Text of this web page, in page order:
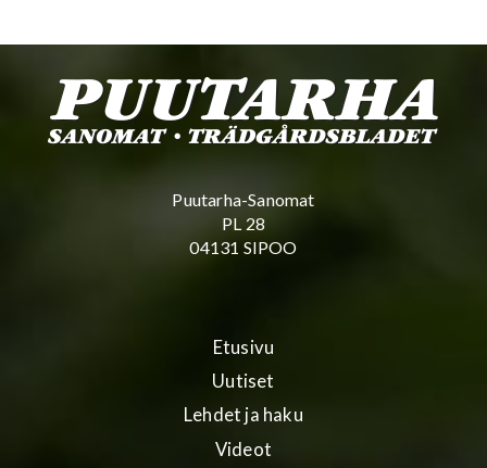
Puutarha-Sanomat
PL 28
04131 SIPOO
Etusivu
Uutiset
Lehdet ja haku
Videot